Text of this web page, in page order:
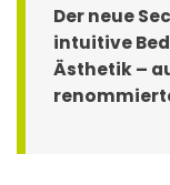
Der neue
intuitive
Ästhetik –